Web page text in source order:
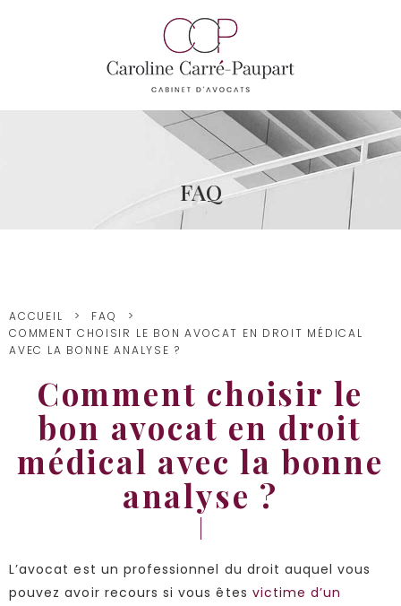
FAQ
ACCUEIL
FAQ
COMMENT CHOISIR LE BON AVOCAT EN DROIT MÉDICAL
AVEC LA BONNE ANALYSE ?
Comment choisir le
bon avocat en droit
médical avec la bonne
analyse ?
L’avocat est un professionnel du droit auquel vous
pouvez avoir recours si vous êtes victime d’un